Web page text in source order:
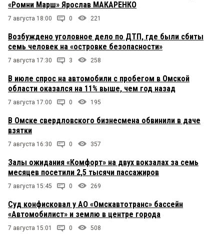
«Ромни Марш» Ярослав МАКАРЕНКО
7 августа 18:00 0 221
Возбуждено уголовное дело по ДТП, где были сбиты
семь человек на «островке безопасности»
7 августа 17:30 3 258
В июле спрос на автомобили с пробегом в Омской
области оказался на 11% выше, чем год назад
7 августа 17:00 0 195
В Омске свердловского бизнесмена обвинили в даче
взятки
7 августа 16:30 0 357
Залы ожидания «Комфорт» на двух вокзалах за семь
месяцев посетили 2,5 тысячи пассажиров
7 августа 15:45 0 269
Суд конфисковал у АО «Омскавтотранс» бассейн
«Автомобилист» и землю в центре города
7 августа 15:01 0 508